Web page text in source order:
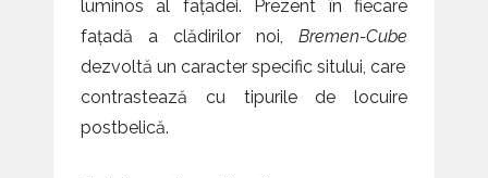
luminos al fațadei. Prezent în fiecare
fațadă a clădirilor noi, Bremen-Cube
dezvoltă un caracter specific sitului, care
contrastează cu tipurile de locuire
postbelică.